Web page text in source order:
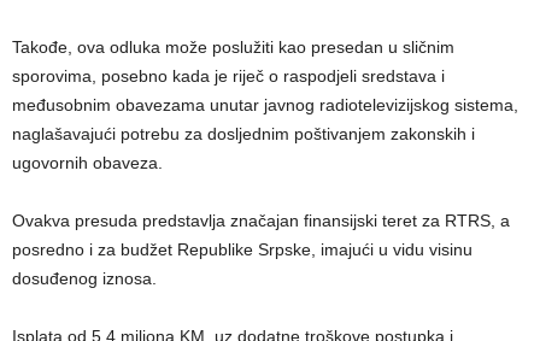
Takođe, ova odluka može poslužiti kao presedan u sličnim
sporovima, posebno kada je riječ o raspodjeli sredstava i
međusobnim obavezama unutar javnog radiotelevizijskog sistema,
naglašavajući potrebu za dosljednim poštivanjem zakonskih i
ugovornih obaveza.
Ovakva presuda predstavlja značajan finansijski teret za RTRS, a
posredno i za budžet Republike Srpske, imajući u vidu visinu
dosuđenog iznosa.
Isplata od 5,4 miliona KM, uz dodatne troškove postupka i